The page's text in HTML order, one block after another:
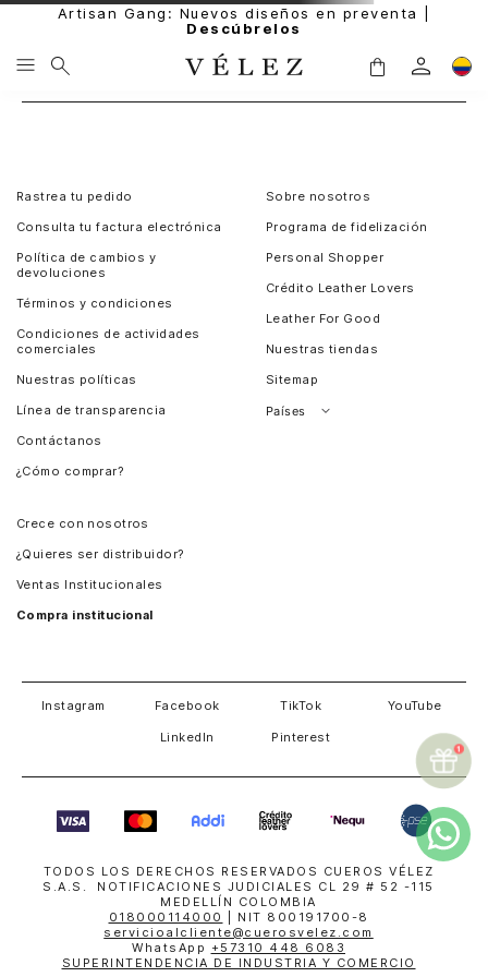
Artisan Gang: Nuevos diseños en preventa |
Descúbrelos
Rastrea tu pedido
Consulta tu factura electrónica
Política de cambios y
devoluciones
Términos y condiciones
Condiciones de actividades
comerciales
Nuestras políticas
Línea de transparencia
Contáctanos
¿Cómo comprar?
Sobre nosotros
Programa de fidelización
Personal Shopper
Crédito Leather Lovers
Leather For Good
Nuestras tiendas
Sitemap
Países
Crece con nosotros
¿Quieres ser distribuidor?
Ventas Institucionales
Compra institucional
Instagram Facebook TikTok YouTube
LinkedIn Pinterest
TODOS LOS DERECHOS RESERVADOS CUEROS VÉLEZ
S.A.S. NOTIFICACIONES JUDICIALES CL 29 # 52 -115
MEDELLÍN COLOMBIA
018000114000
| NIT 800191700-8
servicioalcliente@cuerosvelez.com
WhatsApp +57310 448 6083
SUPERINTENDENCIA DE INDUSTRIA Y COMERCIO